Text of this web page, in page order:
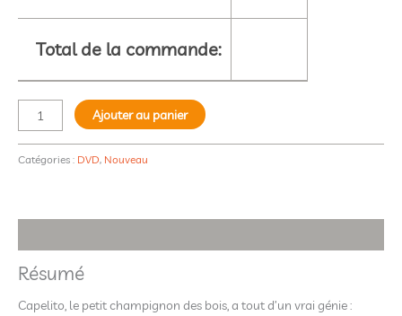
Total de la commande:
Ajouter au panier
Catégories : DVD, Nouveau
Résumé
Capelito, le petit champignon des bois, a tout d’un vrai génie :